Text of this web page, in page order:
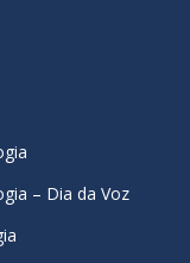
– Dia da Voz